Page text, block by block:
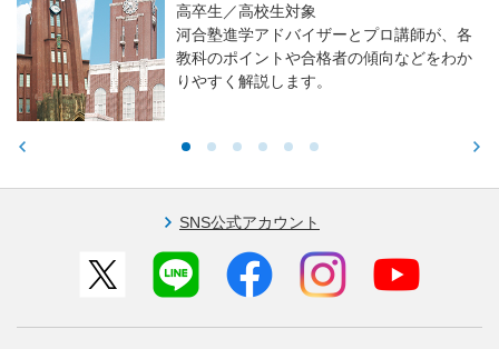
高卒生／高校生対象
河合塾進学アドバイザーとプロ講師が、各
教科のポイントや合格者の傾向などをわか
りやすく解説します。
SNS公式アカウント